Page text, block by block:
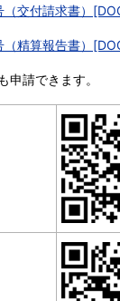
（交付請求書）
（精算報告書）
申請できます。